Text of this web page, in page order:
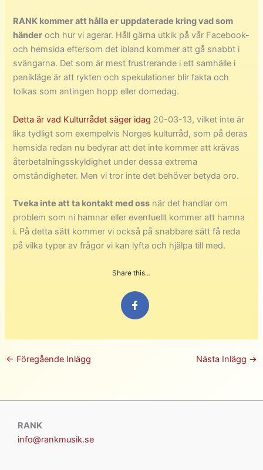
RANK kommer att hålla er uppdaterade kring vad som
händer och hur vi agerar. Håll gärna utkik på vår Facebook-
och hemsida eftersom det ibland kommer att gå snabbt i
svängarna. Det som är mest frustrerande i ett samhälle i
panikläge är att rykten och spekulationer blir fakta och
tolkas som antingen hopp eller domedag.
Detta är vad Kulturrådet säger idag 20-03-13, vilket inte är
lika tydligt som exempelvis Norges kulturråd, som på deras
hemsida redan nu bedyrar att det inte kommer att krävas
återbetalningsskyldighet under dessa extrema
omständigheter. Men vi tror inte det behöver betyda oro.
Tveka inte att ta kontakt med oss när det handlar om
problem som ni hamnar eller eventuellt kommer att hamna
i. På detta sätt kommer vi också på snabbare sätt få reda
på vilka typer av frågor vi kan lyfta och hjälpa till med.
Share this…
← Föregående Inlägg Nästa Inlägg →
RANK
info@rankmusik.se